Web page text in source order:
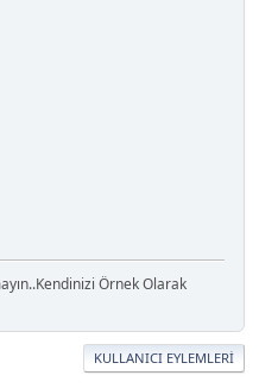
Örnek Olarak
KULLANICI EYLEMLERI